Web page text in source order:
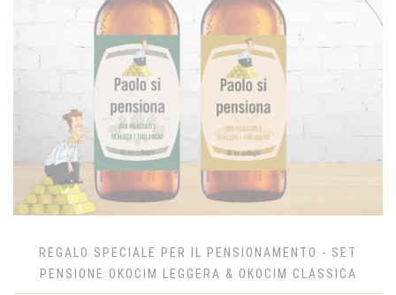
REGALO SPECIALE PER IL PENSIONAMENTO - SET
PENSIONE OKOCIM LEGGERA & OKOCIM CLASSICA